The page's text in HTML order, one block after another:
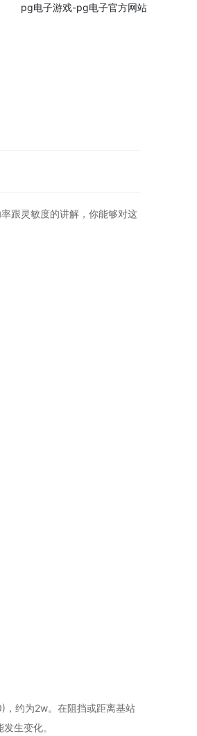
pg电子游戏-pg电子官方网站
跟灵敏度的讲解，你能够对这
约为2w。在阻挡或距离基站
生变化。